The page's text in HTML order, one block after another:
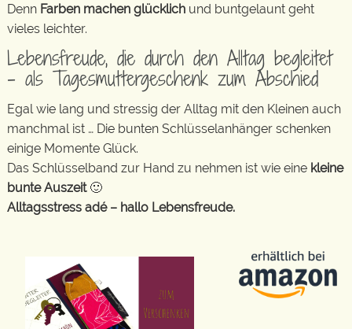
Denn Farben machen glücklich und buntgelaunt geht
vieles leichter.
Lebensfreude, die durch den Alltag begleitet
– als Tagesmuttergeschenk zum Abschied
Egal wie lang und stressig der Alltag mit den Kleinen auch
manchmal ist … Die bunten Schlüsselanhänger schenken
einige Momente Glück.
Das Schlüsselband zur Hand zu nehmen ist wie eine kleine
bunte Auszeit🙂
Alltagsstress adé – hallo Lebensfreude.